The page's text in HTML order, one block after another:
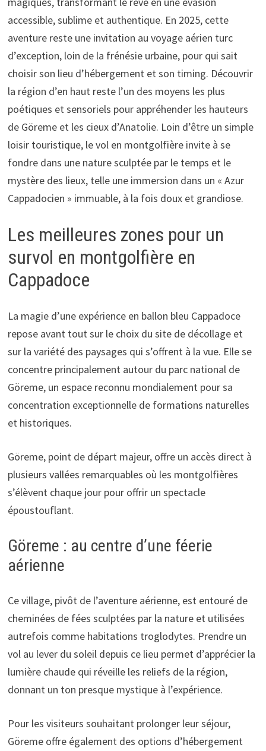
accessible, sublime et authentique. En 2025, cette
aventure reste une invitation au voyage aérien turc
d’exception, loin de la frénésie urbaine, pour qui sait
choisir son lieu d’hébergement et son timing. Découvrir
la région d’en haut reste l’un des moyens les plus
poétiques et sensoriels pour appréhender les hauteurs
de Göreme et les cieux d’Anatolie. Loin d’être un simple
loisir touristique, le vol en montgolfière invite à se
fondre dans une nature sculptée par le temps et le
mystère des lieux, telle une immersion dans un « Azur
Cappadocien » immuable, à la fois doux et grandiose.
Les meilleures zones pour un
survol en montgolfière en
Cappadoce
La magie d’une expérience en ballon bleu Cappadoce
repose avant tout sur le choix du site de décollage et
sur la variété des paysages qui s’offrent à la vue. Elle se
concentre principalement autour du parc national de
Göreme, un espace reconnu mondialement pour sa
concentration exceptionnelle de formations naturelles
et historiques.
Göreme, point de départ majeur, offre un accès direct à
plusieurs vallées remarquables où les montgolfières
s’élèvent chaque jour pour offrir un spectacle
époustouflant.
Göreme : au centre d’une féerie
aérienne
Ce village, pivôt de l’aventure aérienne, est entouré de
cheminées de fées sculptées par la nature et utilisées
autrefois comme habitations troglodytes. Prendre un
vol au lever du soleil depuis ce lieu permet d’apprécier la
lumière chaude qui réveille les reliefs de la région,
donnant un ton presque mystique à l’expérience.
Pour les visiteurs souhaitant prolonger leur séjour,
Göreme offre également des options d’hébergement